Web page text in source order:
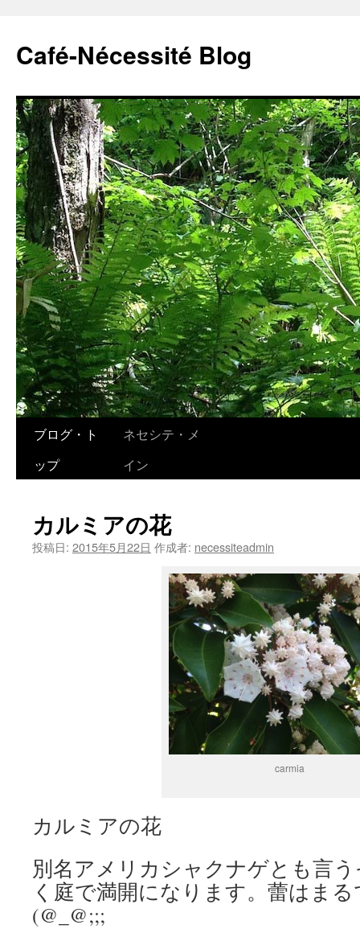
Café-Nécessité Blog
ツ
ブログ・ト
ップ
ネセシテ・メ
イン
カルミアの花
投稿日: 2015年5月22日 作成者: necessiteadmin
carmia
カルミアの花
別名アメリカシャクナゲとも言
く庭で満開になります。蕾はま
(@_@;;;